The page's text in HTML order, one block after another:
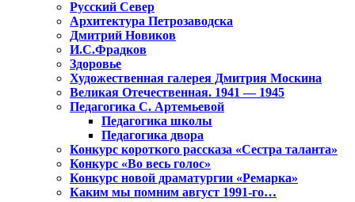
Русский Север
Архитектура Петрозаводска
Дмитрий Новиков
И.С.Фрадков
Здоровье
Художественная галерея Дмитрия Москина
Великая Отечественная. 1941 — 1945
Педагогика С. Артемьевой
Педагогика школы
Педагогика двора
Конкурс короткого рассказа «Сестра таланта»
Конкурс «Во весь голос»
Конкурс новой драматургии «Ремарка»
Каким мы помним август 1991-го…